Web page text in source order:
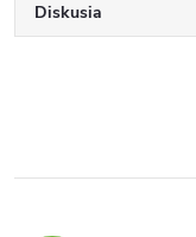
Diskusia